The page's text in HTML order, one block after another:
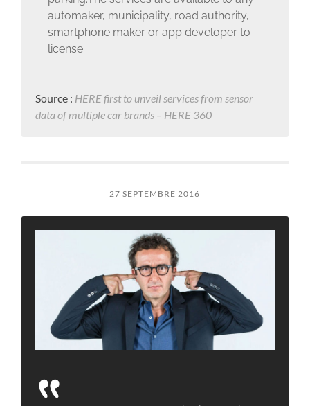
automaker, municipality, road authority,
smartphone maker or app developer to
license.
Source : HERE first to unveil services from sensor
data of multiple car brands – HERE 360
27 SEPTEMBRE 2016